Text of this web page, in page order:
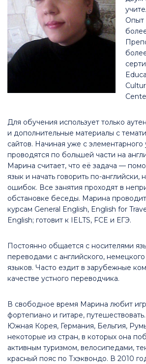
Опыт
Для обучения использует только
и дополнительные материалы с
сайтов. Начиная уже с элементарного
проводятся по большей части на
Марина считает, что её задача —
язык и начать говорить по-английски,
ошибок. Все занятия проходят в
обстановке беседы. Марина
курсам General English, English for
English; готовит к IELTS, FCE и ЕГЭ.
Постоянно общается с носителями
переводами с английского,
языков. Часто ездит в зарубежные
качестве устного переводчика.
В свободное время Марина любит
фортепиано и гитаре,
Южная Корея, Германия, Бельгия,
некоторые из стран, в которых она
активным туризмом, велосипедами,
красный пояс по Тхэквондо. В 2010